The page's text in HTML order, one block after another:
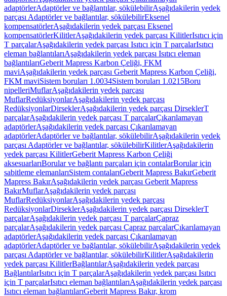
adaptörlerAdaptörler ve bağlantılar, sökülebilirAşağıdakilerin yedek
parçası Adaptörler ve bağlantılar, sökülebilirEksenel
kompensatörlerAşağıdakilerin yedek parçası Eksenel
kompensatörlerKilitlerAşağıdakilerin yedek parçası KilitlerIsıtıcı için
T parçalarAşağıdakilerin yedek parçası Isıtıcı için T parçalarIsıtıcı
eleman bağlantılarıAşağıdakilerin yedek parçası Isıtıcı eleman
bağlantılarıGeberit Mapress Karbon Çeliği, FKM
maviAşağıdakilerin yedek parçası Geberit Mapress Karbon Çeliği,
FKM maviSistem boruları 1.0034Sistem boruları 1.0215Boru
nipelleriMuflarAşağıdakilerin yedek parçası
MuflarRedüksiyonlarAşağıdakilerin yedek parçası
RedüksiyonlarDirseklerAşağıdakilerin yedek parçası DirseklerT
parçalarAşağıdakilerin yedek parçası T parçalarÇıkarılamayan
adaptörlerAşağıdakilerin yedek parçası Çıkarılamayan
adaptörlerAdaptörler ve bağlantılar, sökülebilirAşağıdakilerin yedek
parçası Adaptörler ve bağlantılar, sökülebilirKilitlerAşağıdakilerin
yedek parçası KilitlerGeberit Mapress Karbon Çeliği
aksesuarlarıBorular ve bağlantı parçaları için contalarBorular için
sabitleme elemanlarıSistem contalarıGeberit Mapress BakırGeberit
Mapress BakırAşağıdakilerin yedek parçası Geberit Mapress
BakırMuflarAşağıdakilerin yedek parçası
MuflarRedüksiyonlarAşağıdakilerin yedek parçası
RedüksiyonlarDirseklerAşağıdakilerin yedek parçası DirseklerT
parçalarAşağıdakilerin yedek parçası T parçalarÇapraz
parçalarAşağıdakilerin yedek parçası Çapraz parçalarÇıkarılamayan
adaptörlerAşağıdakilerin yedek parçası Çıkarılamayan
adaptörlerAdaptörler ve bağlantılar, sökülebilirAşağıdakilerin yedek
parçası Adaptörler ve bağlantılar, sökülebilirKilitlerAşağıdakilerin
yedek parçası KilitlerBağlantılarAşağıdakilerin yedek parçası
BağlantılarIsıtıcı için T parçalarAşağıdakilerin yedek parçası Isıtıcı
için T parçalarIsıtıcı eleman bağlantılarıAşağıdakilerin yedek parçası
Isıtıcı eleman bağlantılarıGeberit Mapress Bakır, krom